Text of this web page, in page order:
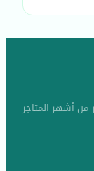
من أشهر المتاجر